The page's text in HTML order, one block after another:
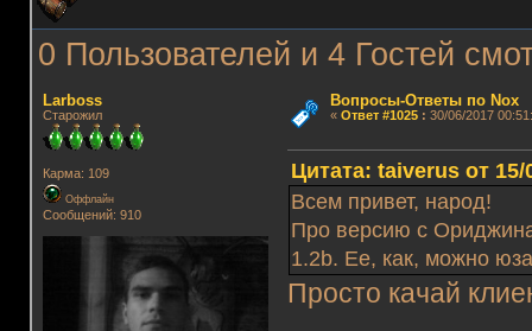
0 Пользователей и 4 Гостей
Lаrboss
Старожил
Карма: 109
Оффлайн
Сообщений: 910
Вопросы-Ответы по Nox
« Ответ #1025: 30/06/2017
Цитата: taiverus от 15/
Всем привет, народ!
Про версию с
1.2b. Ее, как, можно
Просто качай